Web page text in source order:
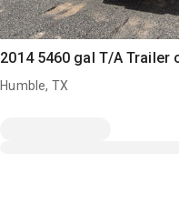
2014 5460 gal T/A Trailer
Humble, TX